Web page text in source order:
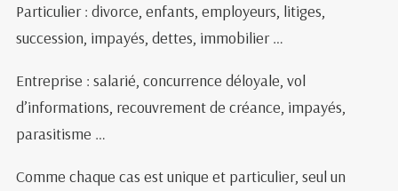
Particulier : divorce, enfants, employeurs, litiges,
succession, impayés, dettes, immobilier …
Entreprise : salarié, concurrence déloyale, vol
d’informations, recouvrement de créance, impayés,
parasitisme …
Comme chaque cas est unique et particulier, seul un